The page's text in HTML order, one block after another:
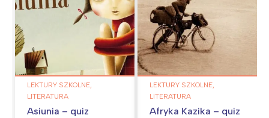
LEKTURY SZKOLNE,
LITERATURA
Asiunia – quiz
LEKTURY SZKOLNE,
LITERATURA
Afryka Kazika – quiz